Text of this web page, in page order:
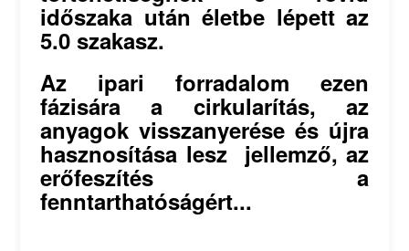
időszaka után életbe lépett az
5.0 szakasz.
Az ipari forradalom ezen
fázisára a cirkularítás, az
anyagok visszanyerése és újra
hasznosítása lesz jellemző, az
erőfeszítés a
fenntarthatóságért...